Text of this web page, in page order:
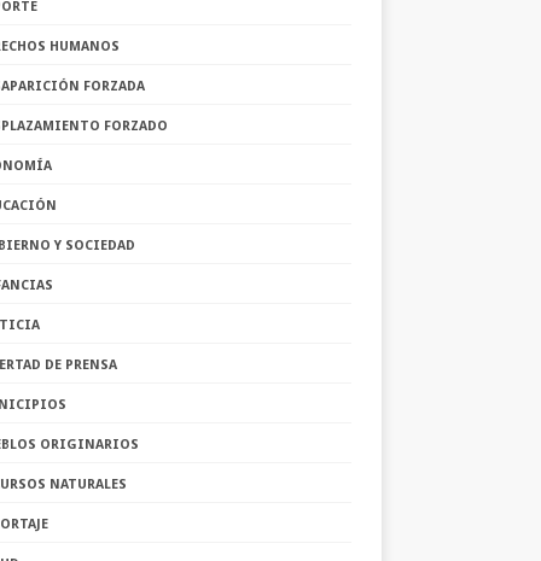
HUMANOS
FORZADA
FORZADO
Y SOCIEDAD
DE PRENSA
ORIGINARIOS
NATURALES